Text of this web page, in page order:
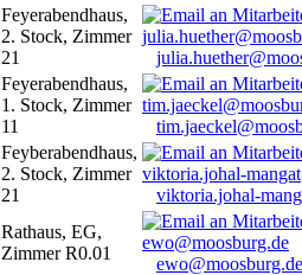
Feyerabendhaus,
2. Stock, Zimmer
21
Feyerabendhaus,
1. Stock, Zimmer
11
Feyberabendhaus,
2. Stock, Zimmer
21
viktoria.johal-
Rathaus, EG,
Zimmer R0.01
ewo@moosburg.de